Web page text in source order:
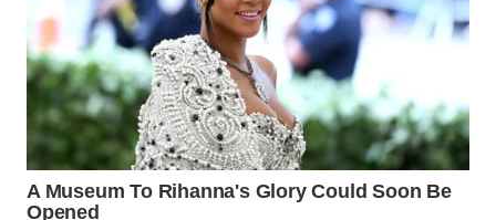
WAHANA
KONSUMEN
WAHANA
LISTRIK
WAHANA
TRAVEL